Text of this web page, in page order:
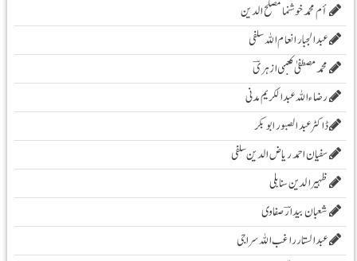
أم محمد خوشنما مصلح الدین
عبدالجبار انعام اللہ سلفی
محمد مصطفیٰ کعبی ازہریؔ
رضاء اللہ عبد الکریم مدنی
ڈاکٹر عبد الصبور ابو بکر
سفیان احمد ریاض الدین سلفی
ظہیرالدین سنابلی
شعبان بیدارؔ صفاوی
عبدالستار راغب اللہ سراجی